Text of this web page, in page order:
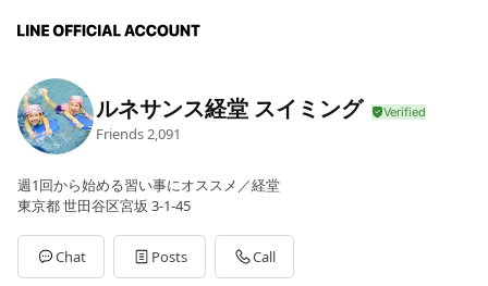
ルネサンス経堂 スイミング
Friends 2,091
週1回から始める習い事にオススメ／経堂
東京都 世田谷区宮坂 3-1-45
Chat Posts Call